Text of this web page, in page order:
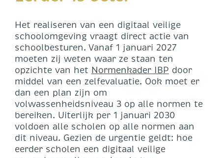
Het realiseren van een digitaal veilige
schoolomgeving vraagt direct actie van
schoolbesturen. Vanaf 1 januari 2027
moeten zij weten waar ze staan ten
opzichte van het Normenkader IBP door
middel van een zelfevaluatie. Ook moet er
dan een plan zijn om
volwassenheidsniveau 3 op alle normen te
bereiken. Uiterlijk per 1 januari 2030
voldoen alle scholen op alle normen aan
dit niveau. Gezien de urgentie geldt: hoe
eerder scholen een digitaal veilige